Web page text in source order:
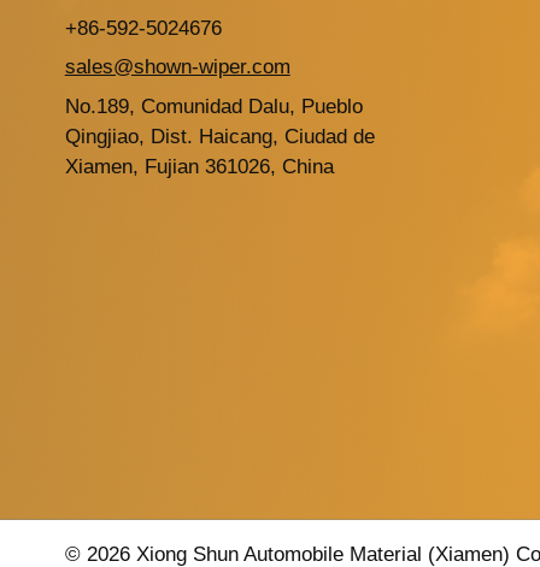
+86-592-5024676
sales@shown-wiper.com
No.189, Comunidad Dalu, Pueblo
Qingjiao, Dist. Haicang, Ciudad de
Xiamen, Fujian 361026, China
© 2026 Xiong Shun Automobile Material (Xiamen)